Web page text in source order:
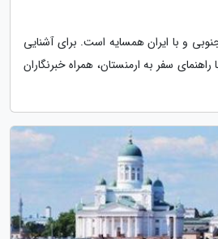
و با ایران همسایه است. برای آشنایی
سفر به ارمنستان، همراه خبرنگاران